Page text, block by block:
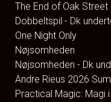
The End of Oak Street
Dobbeltspil - Dk
One Night Only
Nøjsomheden
Nøjsomheden - Dk
Andre Rieus 2026
Practical Magic: Magi